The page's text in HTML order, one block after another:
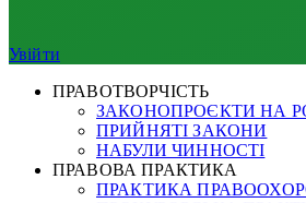
Увійти
ПРАВОТВОРЧІСТЬ
ЗАКОНОПРОЄКТИ НА
ПРИЙНЯТІ ЗАКОНИ
НАБУЛИ ЧИННОСТІ
ПРАВОВА ПРАКТИКА
ПРАКТИКА